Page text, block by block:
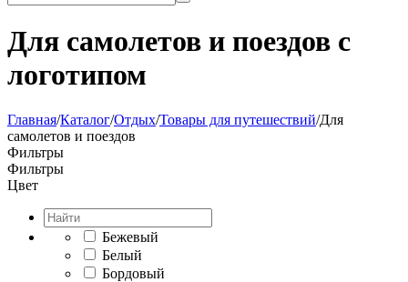
Для самолетов и поездов с
логотипом
Главная/Каталог/Отдых/Товары для путешествий/Для
самолетов и поездов
Фильтры
Фильтры
Цвет
Бежевый
Белый
Бордовый